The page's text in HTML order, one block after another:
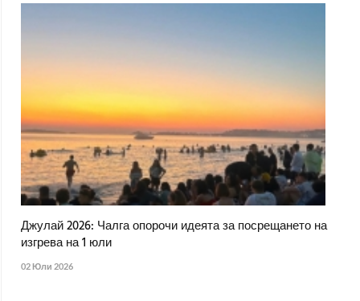
Джулай 2026: Чалга опорочи идеята за посрещането на
изгрева на 1 юли
02 Юли 2026